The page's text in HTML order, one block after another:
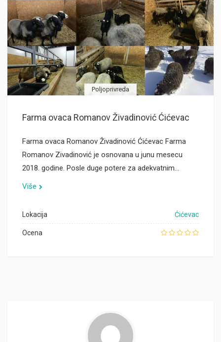
Poljoprivreda
Farma ovaca Romanov Živadinović Ćićevac
Farma ovaca Romanov Živadinović Ćićevac Farma
Romanov Zivadinović je osnovana u junu mesecu
2018. godine. Posle duge potere za adekvatnim…
Više
Lokacija Ćićevac
Ocena